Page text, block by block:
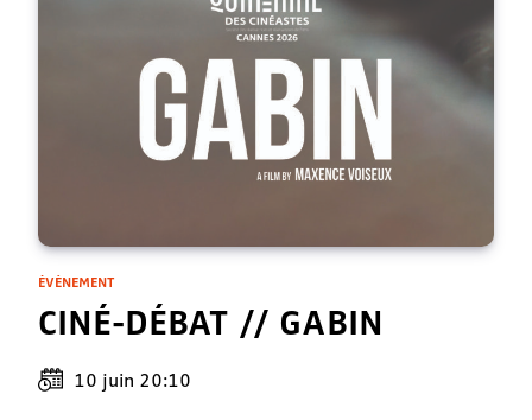
ÉVÈNEMENT
CINÉ-DÉBAT // GABIN
10 juin 20:10